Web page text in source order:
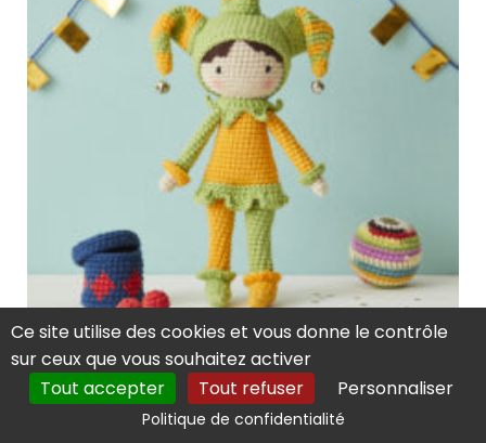
Ce site utilise des cookies et vous donne le contrôle
sur ceux que vous souhaitez activer
Tout accepter
Tout refuser Personnaliser
Politique de confidentialité